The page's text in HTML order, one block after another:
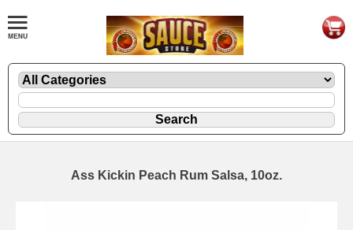
Ass Kickin Peach Rum Salsa, 10oz.